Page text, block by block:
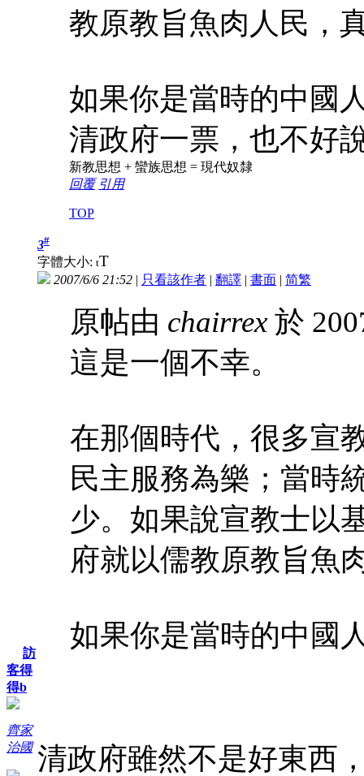
教原教旨魚肉人民，
如果你是當時的中國
清政府一票，也不好
新教思想 + 蠻族思想 = 現代奴隸
回覆 引用
TOP
訪
客得
得b
齊家
治國
3#
字體大小: tT
2007/6/6 21:52 | 只看該作者 | 翻譯 | 書面 | 简繁
原帖由 chairrex 於
這是一個不幸。
在那個時代，很多宣
民主服務為樂；當時
少。如果說宣教士以
府就以儒教原教旨魚
如果你是當時的中國
清政府雖然不是好東西